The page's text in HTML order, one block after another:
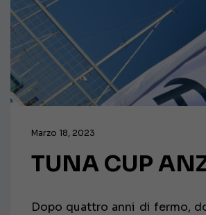
Marzo 18, 2023
TUNA CUP
Dopo quattro anni di fermo,